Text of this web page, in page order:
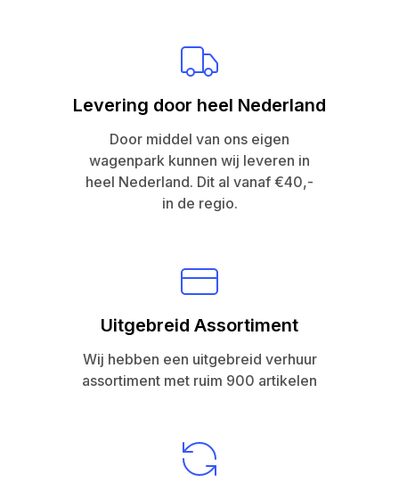
Levering door heel Nederland
Door middel van ons eigen
wagenpark kunnen wij leveren in
heel Nederland. Dit al vanaf €40,-
in de regio.
Uitgebreid Assortiment
Wij hebben een uitgebreid verhuur
assortiment met ruim 900 artikelen